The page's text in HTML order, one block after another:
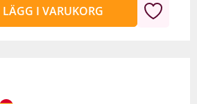
LÄGG I VARUKORG